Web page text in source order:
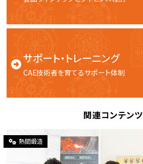
サポート・トレーニング
CAE技術者を育てるサポート体制
関連コンテンツ
熱間鍛造